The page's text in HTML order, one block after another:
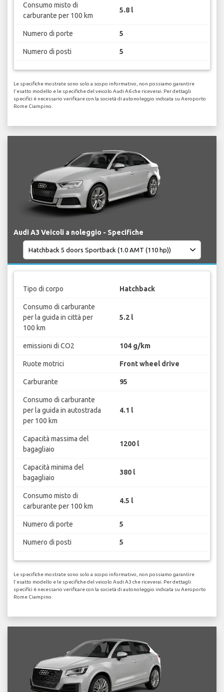
Consumo misto di
carburante per 100 km
5.8 l
Numero di porte 5
Numero di posti 5
Le specifiche mostrate sono solo a scopo informativo, non possiamo garantire
l'esatto modello e le specifiche del veicolo Audi A6 che riceverai. Per dettagli
specifici è necessario verificare con la società di autonoleggio indicata su Aeroporto
Rome Ciampino.
Audi A3 Veicoli a noleggio - Specifiche
Tipo di corpo Hatchback
Consumo di carburante
per la guida in città per
100 km
5.2 l
emissioni di CO2 104 g/km
Ruote motrici Front wheel drive
Carburante 95
Consumo di carburante
per la guida in autostrada
per 100 km
4.1 l
Capacità massima del
bagagliaio
1200 l
Capacità minima del
bagagliaio
380 l
Consumo misto di
carburante per 100 km
4.5 l
Numero di porte 5
Numero di posti 5
Le specifiche mostrate sono solo a scopo informativo, non possiamo garantire
l'esatto modello e le specifiche del veicolo Audi A3 che riceverai. Per dettagli
specifici è necessario verificare con la società di autonoleggio indicata su Aeroporto
Rome Ciampino.